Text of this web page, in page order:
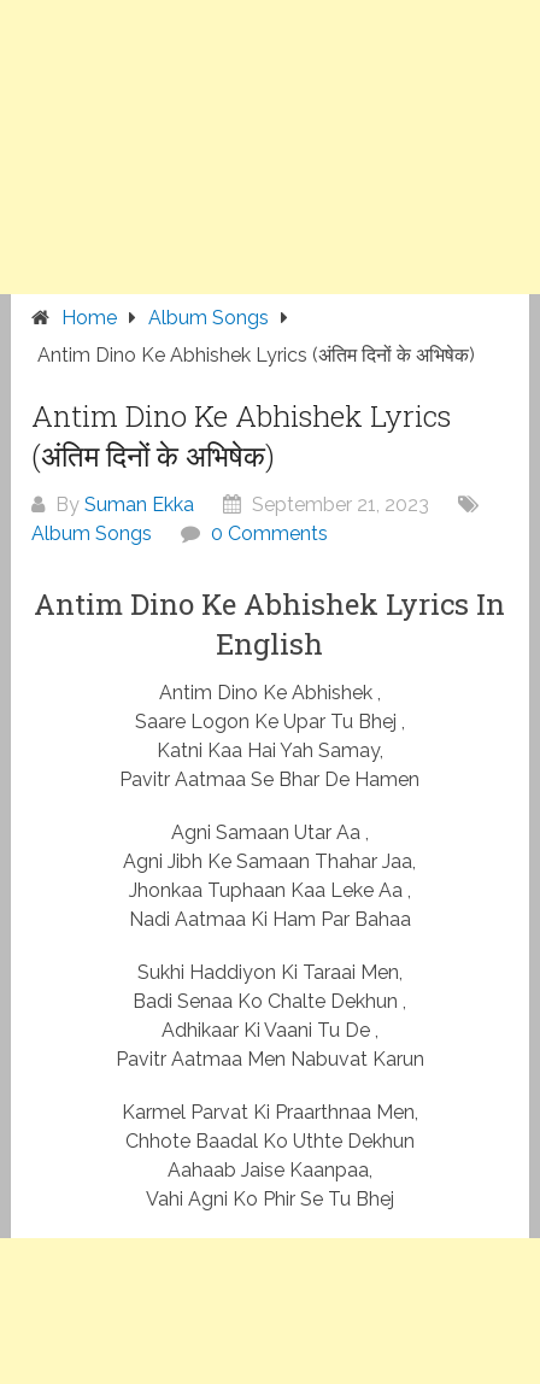
Home
Album Songs
Antim Dino Ke Abhishek Lyrics (अंतिम दिनों के अभिषेक)
Antim Dino Ke Abhishek Lyrics
(अंतिम दिनों के अभिषेक)
BySuman Ekka
September 21, 2023
Album Songs
0 Comments
Antim Dino Ke Abhishek Lyrics In
English
Antim Dino Ke Abhishek ,
Saare Logon Ke Upar Tu Bhej ,
Katni Kaa Hai Yah Samay,
Pavitr Aatmaa Se Bhar De Hamen
Agni Samaan Utar Aa ,
Agni Jibh Ke Samaan Thahar Jaa,
Jhonkaa Tuphaan Kaa Leke Aa ,
Nadi Aatmaa Ki Ham Par Bahaa
Sukhi Haddiyon Ki Taraai Men,
Badi Senaa Ko Chalte Dekhun ,
Adhikaar Ki Vaani Tu De ,
Pavitr Aatmaa Men Nabuvat Karun
Karmel Parvat Ki Praarthnaa Men,
Chhote Baadal Ko Uthte Dekhun
Aahaab Jaise Kaanpaa,
Vahi Agni Ko Phir Se Tu Bhej